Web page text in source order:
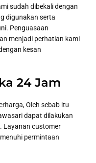
sudah dibekali dengan
digunakan serta
Penguasaan
menjadi perhatian kami
kesan
24 Jam
Oleh sebab itu
dapat dilakukan
Layanan customer
permintaan